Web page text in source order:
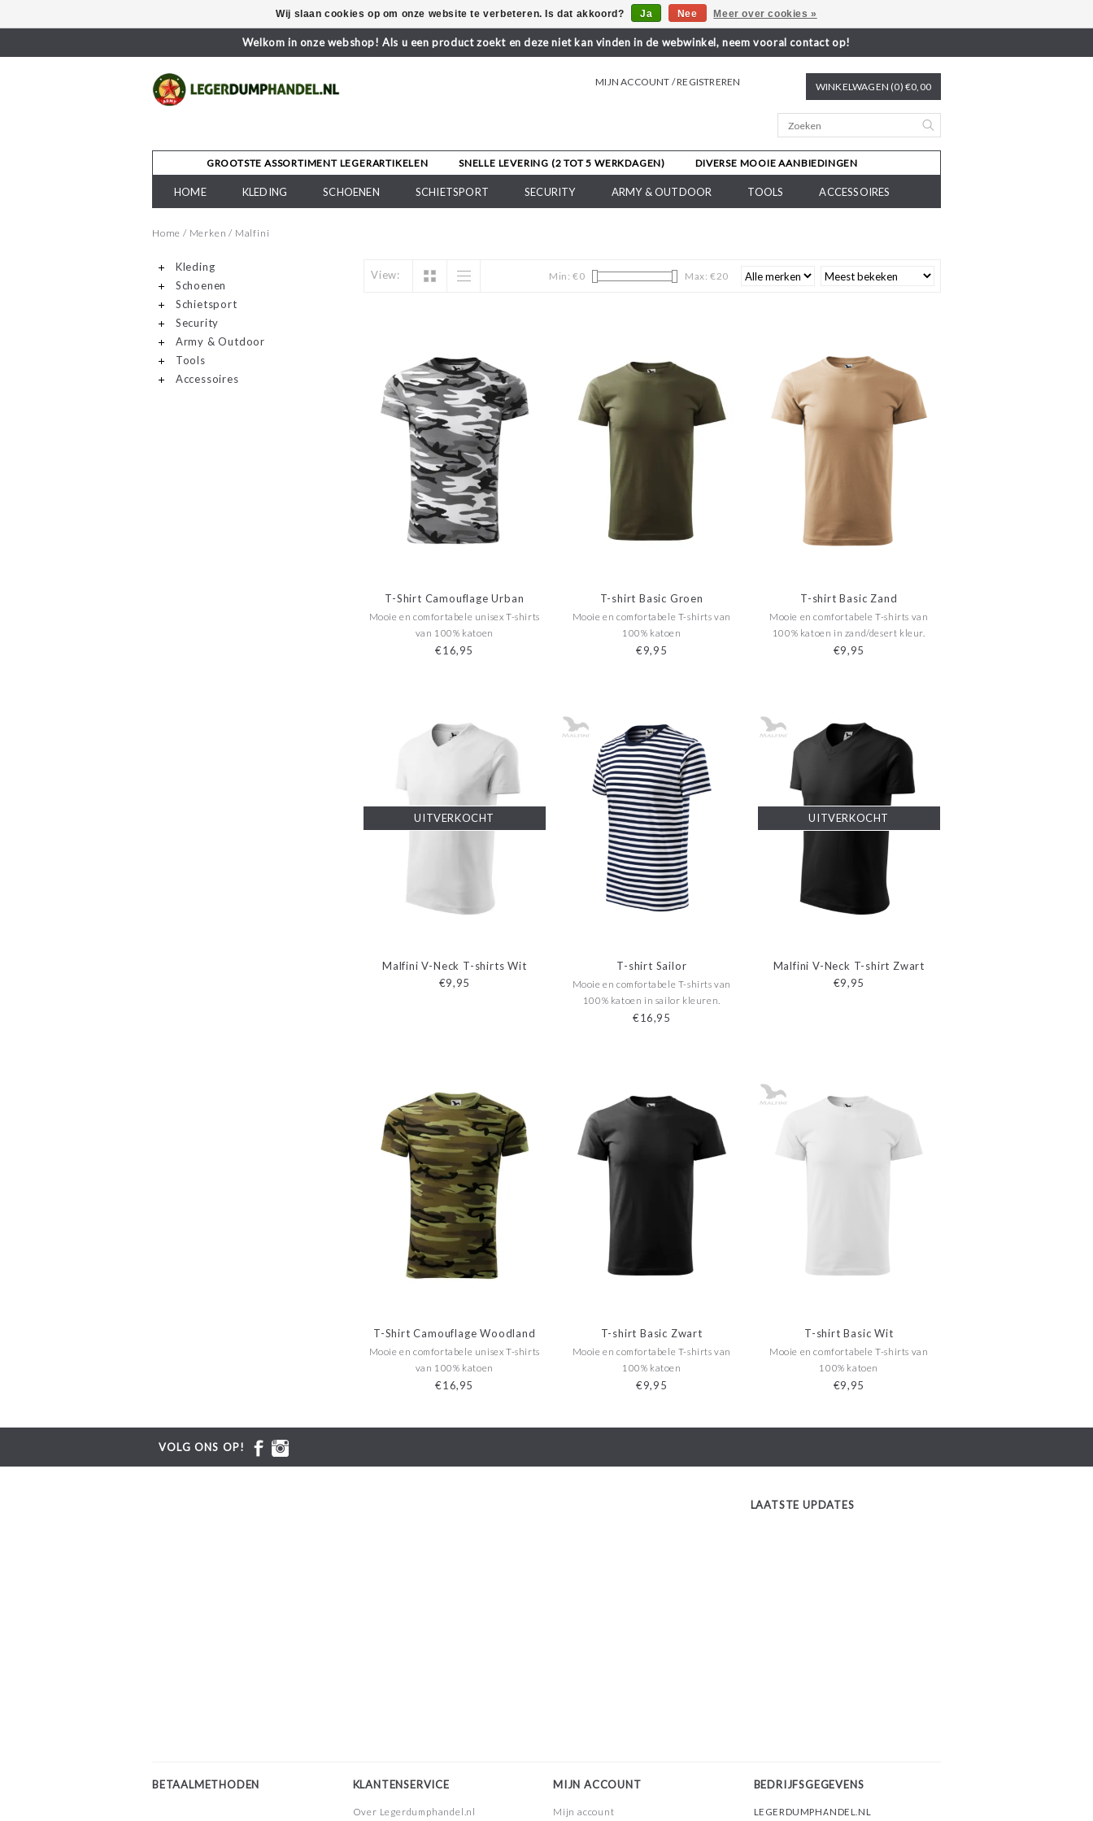
Welkom in onze webshop! Als u een product zoekt en deze niet kan vinden in de webwinkel, neem vooral contact op!
MIJN ACCOUNT / REGISTREREN WINKELWAGEN (0) €0,00
GROOTSTE ASSORTIMENT LEGERARTIKELEN SNELLE LEVERING (2 TOT 5 WERKDAGEN) DIVERSE MOOIE AANBIEDINGEN
HOME KLEDING SCHOENEN SCHIETSPORT SECURITY ARMY & OUTDOOR TOOLS ACCESSOIRES
Home / Merken / Malfini
Kleding
Schoenen
Schietsport
Security
Army & Outdoor
Tools
Accessoires
View: Min: €0 Max: €20
T-Shirt Camouflage Urban
Mooie en comfortabele unisex T-shirts
van 100% katoen
€16,95
T-shirt Basic Groen
Mooie en comfortabele T-shirts van
100% katoen
€9,95
T-shirt Basic Zand
Mooie en comfortabele T-shirts van
100% katoen in zand/desert kleur.
€9,95
UITVERKOCHT
Malfini V-Neck T-shirts Wit
€9,95
T-shirt Sailor
Mooie en comfortabele T-shirts van
100% katoen in sailor kleuren.
€16,95
UITVERKOCHT
Malfini V-Neck T-shirt Zwart
€9,95
T-Shirt Camouflage Woodland
Mooie en comfortabele unisex T-shirts
van 100% katoen
€16,95
T-shirt Basic Zwart
Mooie en comfortabele T-shirts van
100% katoen
€9,95
T-shirt Basic Wit
Mooie en comfortabele T-shirts van
100% katoen
€9,95
VOLG ONS OP!
LAATSTE UPDATES
BETAALMETHODEN KLANTENSERVICE
Over Legerdumphandel.nl
MIJN ACCOUNT
Mijn account
BEDRIJFSGEGEVENS
LEGERDUMPHANDEL.NL
Wij slaan cookies op om onze website te verbeteren. Is dat akkoord? Ja Nee Meer over cookies »